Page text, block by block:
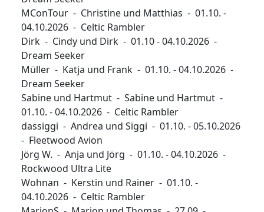
MConTour - Christine und Matthias - 01.10. -
04.10.2026 - Celtic Rambler
Dirk - Cindy und Dirk - 01.10 - 04.10.2026 -
Dream Seeker
Müller - Katja und Frank - 01.10. - 04.10.2026 -
Dream Seeker
Sabine und Hartmut - Sabine und Hartmut -
01.10. - 04.10.2026 - Celtic Rambler
dassiggi - Andrea und Siggi - 01.10. - 05.10.2026
- Fleetwood Avion
Jörg W. - Anja und Jörg - 01.10. - 04.10.2026 -
Rockwood Ultra Lite
Wohnan - Kerstin und Rainer - 01.10. -
04.10.2026 - Celtic Rambler